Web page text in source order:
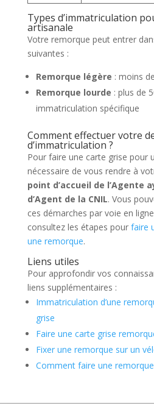
Types d’immatriculation
artisanale
Votre remorque peut entrer
suivantes :
Remorque légère : moins
Remorque lourde : plus de
immatriculation spécifique
Comment effectuer votre
d’immatriculation ?
Pour faire une carte grise pour
nécessaire de vous rendre à
point d’accueil de l’Agente
d’Agent de la CNIL. Vous
ces démarches par voie en
consultez les étapes pour faire
une remorque.
Liens utiles
Pour approfondir vos
liens supplémentaires :
Immatriculation d’une
grise
Faire une carte grise
Fixer une remorque sur un
Comment faire une remorque